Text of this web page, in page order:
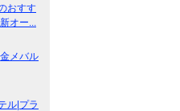
おすす
オー...
メバル
ル|プラ